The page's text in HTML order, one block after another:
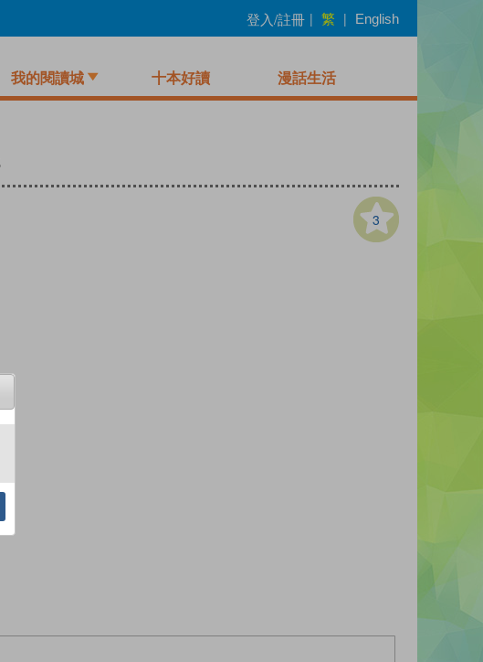
登入/註冊 | 繁 | English
我的閱讀城 十本好讀 漫話生活
3